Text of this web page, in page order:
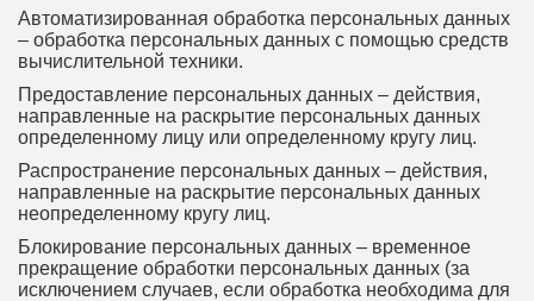
Автоматизированная обработка персональных данных
– обработка персональных данных с помощью средств
вычислительной техники.
Предоставление персональных данных – действия,
направленные на раскрытие персональных данных
определенному лицу или определенному кругу лиц.
Распространение персональных данных – действия,
направленные на раскрытие персональных данных
неопределенному кругу лиц.
Блокирование персональных данных – временное
прекращение обработки персональных данных (за
исключением случаев, если обработка необходима для